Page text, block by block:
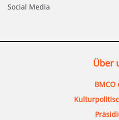
Social Media
Über
BMCO